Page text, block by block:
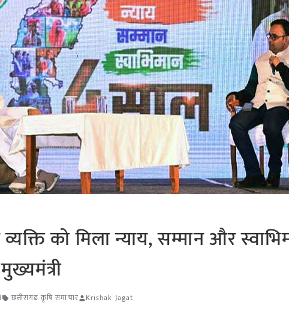
को मिला न्याय, सम्मान और
छत्तीसगढ़ कृषि समाचार Krishak Jagat